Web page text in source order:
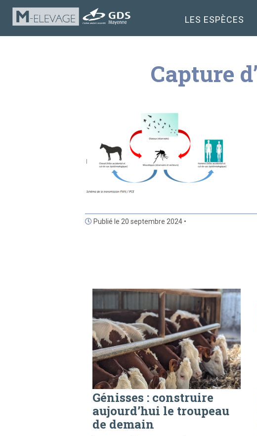
LES ESPÈCES
Capture
Publié le 20 septembre 2024 •
Génisses : construire
aujourd’hui le troupeau
de demain